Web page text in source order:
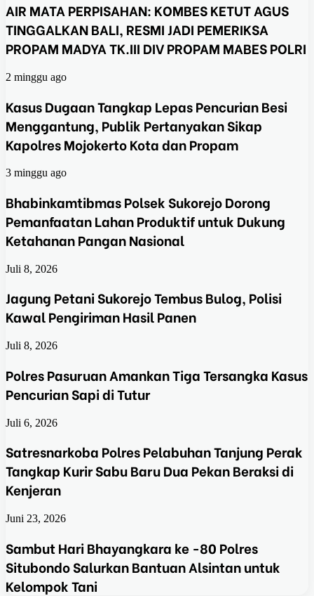
AIR MATA PERPISAHAN: KOMBES KETUT AGUS
TINGGALKAN BALI, RESMI JADI PEMERIKSA
PROPAM MADYA TK.III DIV PROPAM MABES POLRI
2 minggu ago
Kasus Dugaan Tangkap Lepas Pencurian Besi
Menggantung, Publik Pertanyakan Sikap
Kapolres Mojokerto Kota dan Propam
3 minggu ago
Bhabinkamtibmas Polsek Sukorejo Dorong
Pemanfaatan Lahan Produktif untuk Dukung
Ketahanan Pangan Nasional
Juli 8, 2026
Jagung Petani Sukorejo Tembus Bulog, Polisi
Kawal Pengiriman Hasil Panen
Juli 8, 2026
Polres Pasuruan Amankan Tiga Tersangka Kasus
Pencurian Sapi di Tutur
Juli 6, 2026
Satresnarkoba Polres Pelabuhan Tanjung Perak
Tangkap Kurir Sabu Baru Dua Pekan Beraksi di
Kenjeran
Juni 23, 2026
Sambut Hari Bhayangkara ke -80 Polres
Situbondo Salurkan Bantuan Alsintan untuk
Kelompok Tani